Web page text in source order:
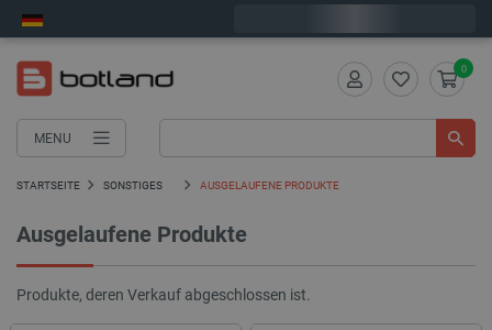
MENU
0
STARTSEITE SONSTIGES AUSGELAUFENE PRODUKTE
Ausgelaufene Produkte
Produkte, deren Verkauf abgeschlossen ist.